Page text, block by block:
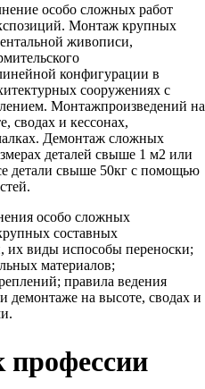
особо сложных работ
Монтаж крупных
живописи,
конфигурации в
сооружениях с
Монтажпроизведений на
сводах и кессонах,
Демонтаж сложных
деталей свыше 1 м2 или
детали свыше 50кг с помощью
особо сложных
составных
их виды испособы переноски;
материалов;
правила ведения
демонтаже на высоте, сводах и